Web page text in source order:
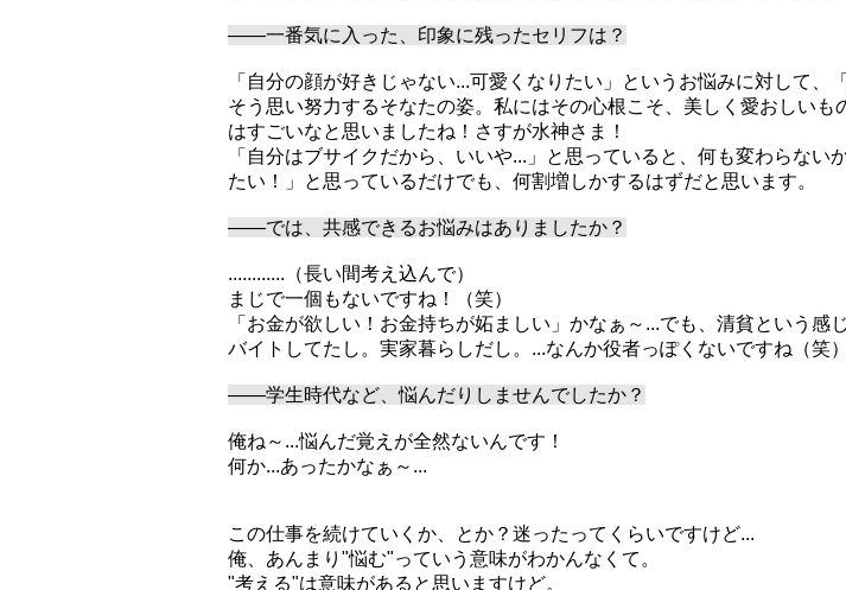
――一番気に入った、印象に残ったセリフは？
「自分の顔が好きじゃない...可愛くなりたい」というお悩みに対して、
そう思い努力するそなたの姿。私にはその心根こそ、美しく愛おしいも
はすごいなと思いましたね！さすが水神さま！
「自分はブサイクだから、いいや...」と思っていると、何も変わらない
たい！」と思っているだけでも、何割増しかするはずだと思います。
――では、共感できるお悩みはありましたか？
............（長い間考え込んで）
まじで一個もないですね！（笑）
「お金が欲しい！お金持ちが妬ましい」かなぁ～...でも、清貧という感
バイトしてたし。実家暮らしだし。...なんか役者っぽくないですね（笑）
――学生時代など、悩んだりしませんでしたか？
俺ね～...悩んだ覚えが全然ないんです！
何か...あったかなぁ～...
この仕事を続けていくか、とか？迷ったってくらいですけど...
俺、あんまり"悩む"っていう意味がわかんなくて。
"考える"は意味があると思いますけど。